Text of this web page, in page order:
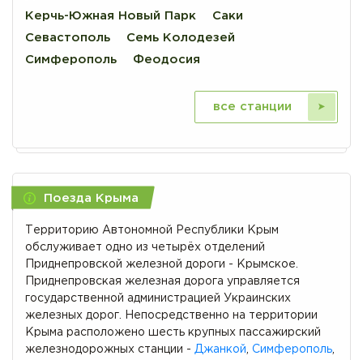
Керчь-Южная Новый Парк Саки
Севастополь Семь Колодезей
Симферополь Феодосия
все станции
Поезда Крыма
Территорию Автономной Республики Крым
обслуживает одно из четырёх отделений
Приднепровской железной дороги - Крымское.
Приднепровская железная дорога управляется
государственной администрацией Украинских
железных дорог. Непосредственно на территории
Крыма расположено шесть крупных пассажирский
железнодорожных станции - Джанкой Симферополь